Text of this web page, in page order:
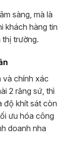
sàng, mà là
khách hàng tin
thị trường.
và chính xác
2 răng sứ, thì
độ khít sát còn
ưu hóa công
doanh nha